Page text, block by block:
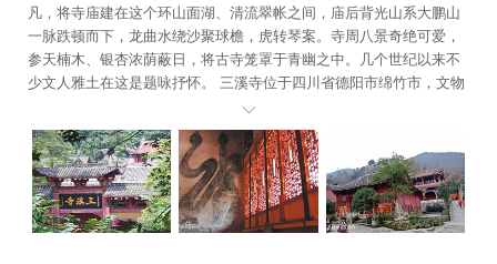
凡，将寺庙建在这个环山面湖、清流翠帐之间，庙后背光山系大鹏山
一脉跌顿而下，龙曲水绕沙聚球檐，虎转琴案。寺周八景奇绝可爱，
参天楠木、银杏浓荫蔽日，将古寺笼罩于青幽之中。几个世纪以来不
少文人雅土在这是题咏抒怀。 三溪寺位于四川省德阳市绵竹市，文物
遗址年代判定为明至清。2012年7月16日公布为第八批四川省文物保
护单位。 三溪寺面积约9000平方米，寺内有弥勒殿、观音殿、大佛
殿、祖师殿及僧舍客房等建筑，在观音殿两壁尚存元代巴图鲁汉手
书“龙虎”二字，字径约五米之巨，一笔挥成，似龙蛇卷曲，遒劲而苍
古。
